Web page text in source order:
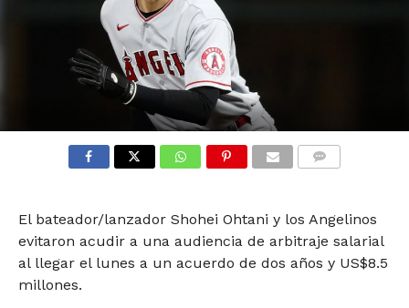
El bateador/lanzador Shohei Ohtani y los Angelinos
evitaron acudir a una audiencia de arbitraje salarial
al llegar el lunes a un acuerdo de dos años y US$8.5
millones.